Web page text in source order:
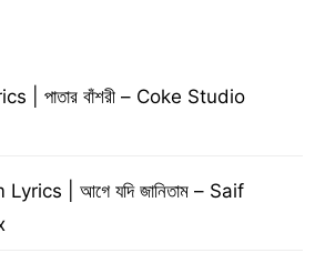
| পাতার বাঁশরী – Coke Studio
| আগে যদি জানিতাম – Saif